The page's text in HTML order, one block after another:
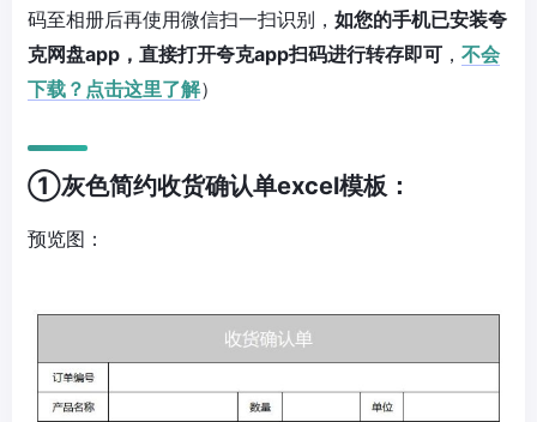
码至相册后再使用微信扫一扫识别， 如您的手机已安装夸
克网盘app，直接打开夸克app扫码进行转存即可 ， 不会
下载？点击这里了解）
①灰色简约收货确认单excel模板：
预览图：